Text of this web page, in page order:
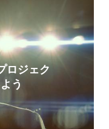
ロジェク
う